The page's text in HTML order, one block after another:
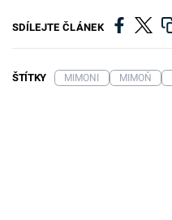
SDÍLEJTE ČLÁNEK
ŠTÍTKY MIMONI MIMOŇ